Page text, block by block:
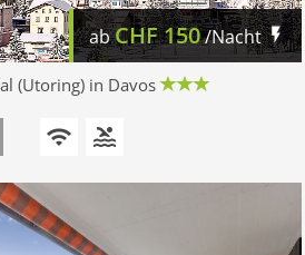
abCHF150/Nacht
(Utoring) in Davos